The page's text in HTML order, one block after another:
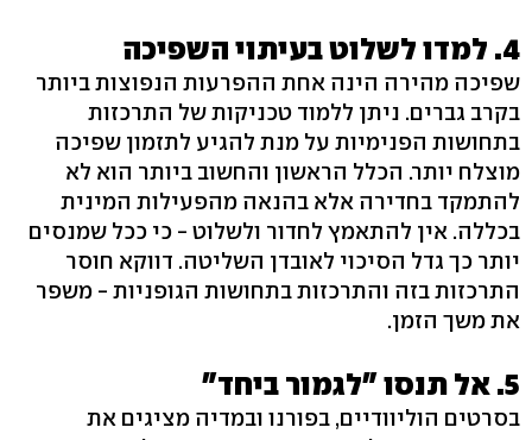
4. למדו לשלוט בעיתוי השפיכה
שפיכה מהירה הינה אחת ההפרעות הנפוצות ביותר
בקרב גברים. ניתן ללמוד טכניקות של התרכזות
בתחושות הפנימיות על מנת להגיע לתזמון שפיכה
מוצלח יותר. הכלל הראשון והחשוב ביותר הוא לא
להתמקד בחדירה אלא בהנאה מהפעילות המינית
בכללה. אין להתאמץ לחדור ולשלוט - כי ככל שמנסים
יותר כך גדל הסיכוי לאובדן השליטה. דווקא חוסר
התרכזות בזה והתרכזות בתחושות הגופניות - משפר
את משך הזמן.
5. אל תנסו "לגמור ביחד"
בסרטים הוליוודיים, בפורנו ובמדיה מציגים את